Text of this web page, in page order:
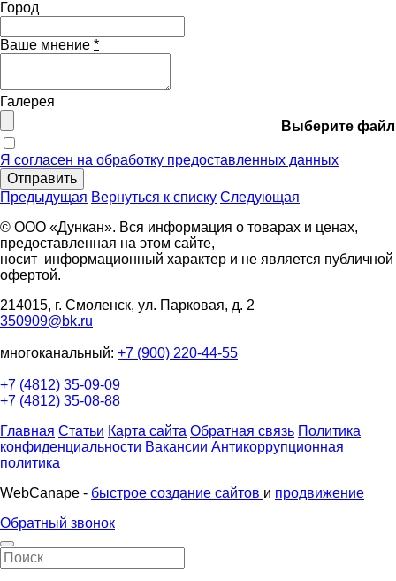
Город
Ваше мнение *
Галерея
Выберите файл
Я согласен на обработку предоставленных данных
Отправить
Предыдущая Вернуться к списку Следующая
© ООО «Дункан». Вся информация о товарах и ценах,
предоставленная на этом сайте,
носит информационный характер и не является публичной
офертой.
214015, г. Смоленск, ул. Парковая, д. 2
350909@bk.ru
многоканальный: +7 (900) 220-44-55
+7 (4812) 35-09-09
+7 (4812) 35-08-88
Главная Статьи Карта сайта Обратная связь Политика
конфиденциальности Вакансии Антикоррупционная
политика
WebCanape - быстрое создание сайтов и продвижение
Обратный звонок